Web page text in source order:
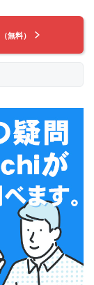
（無料）